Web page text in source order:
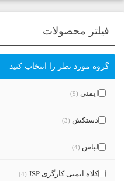
فیلتر محصولات
گروه مورد نظر را انتخاب کنید
ایمنی (9)
دستکش (3)
لباس (4)
کلاه ایمنی کارگری JSP (4)